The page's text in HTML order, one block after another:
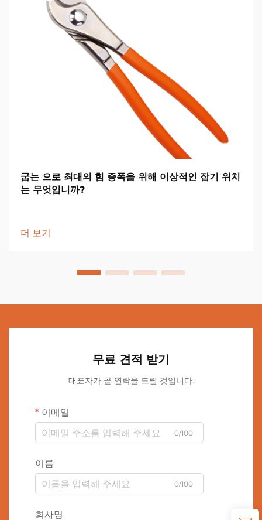
굽는 으로 최대의 힘 증폭을 위해 이상적인 잡기 위치
는 무엇입니까?
더 보기
무료 견적 받기
대표자가 곧 연락을 드릴 것입니다.
이메일
0/100
이름
0/100
회사명